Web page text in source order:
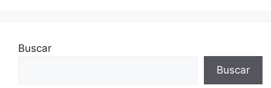
Buscar
Buscar